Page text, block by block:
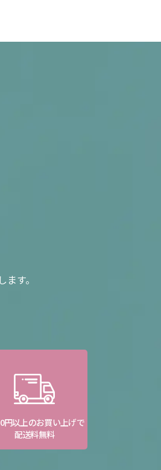
す。
円以上のお買い上げで
配送料無料